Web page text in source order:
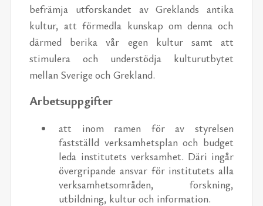
befrämja utforskandet av Greklands antika
kultur, att förmedla kunskap om denna och
därmed berika vår egen kultur samt att
stimulera och understödja kulturutbytet
mellan Sverige och Grekland.
Arbetsuppgifter
att inom ramen för av styrelsen
fastställd verksamhetsplan och budget
leda institutets verksamhet. Däri ingår
övergripande ansvar för institutets alla
verksamhetsområden, forskning,
utbildning, kultur och information.